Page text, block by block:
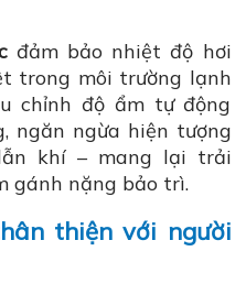
đảm bảo nhiệt độ hơi
trong môi trường lạnh
chỉnh độ ẩm tự động
ngăn ngừa hiện tượng
khí – mang lại trải
gánh nặng bảo trì.
thiện với người